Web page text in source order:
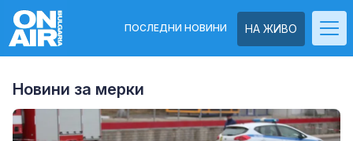
НА ЖИВО
ПОСЛЕДНИ НОВИНИ
Новини за мерки